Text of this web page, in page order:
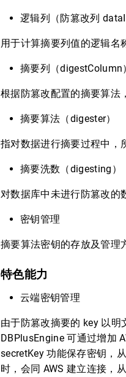
逻辑列（防篡改列
用于计算摘要列值的逻辑名
摘要列（digestColumn
根据防篡改配置的摘要算法
摘要算法（digester）
指对数据进行摘要过程中，
摘要洗数（digesting）
对数据库中未进行防篡改的
密钥管理
摘要算法密钥的存放及管理
特色能力
云端密钥管理
由于防篡改摘要的 key 以明
DBPlusEngine 可通过增加
secretKey 功能保存密钥，
时，会同 AWS 建立连接，